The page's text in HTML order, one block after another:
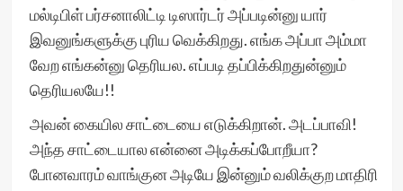
மல்டிபிள் பர்சனாலிட்டி டிஸார்டர் அப்படின்னு யார்
இவனுங்களுக்கு புரிய வெக்கிறது. எங்க அப்பா அம்மா
வேற எங்கன்னு தெரியல. எப்படி தப்பிக்கிறதுன்னும்
தெரியலயே!!
அவன் கையில சாட்டையை எடுக்கிறான். அடப்பாவி!
அந்த சாட்டையால என்னை அடிக்கப்போறீயா?
போனவாரம் வாங்குன அடியே இன்னும் வலிக்குற மாதிரி